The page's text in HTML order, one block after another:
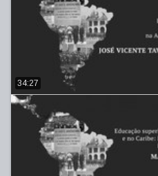
34:27